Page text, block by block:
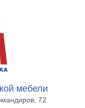
мебели
72